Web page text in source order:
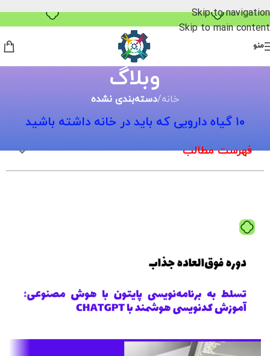
Skip to navigation
Skip to main content
منو
وبلاگ
خانه/دسته‌بندی نشده
۱۰ گیاه دارویی که باید در خانه داشته باشید
فهرست مطالب